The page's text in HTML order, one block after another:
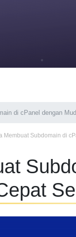
di cPanel dengan
Membuat Subdomain di